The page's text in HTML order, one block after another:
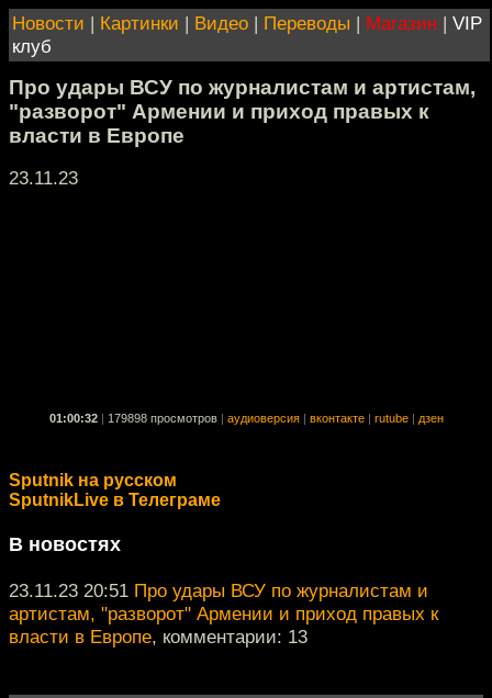
Новости | Картинки | Видео | Переводы | Магазин | VIP
клуб
Про удары ВСУ по журналистам и артистам,
"разворот" Армении и приход правых к
власти в Европе
23.11.23
01:00:32 179898 просмотров аудиоверсия вконтакте rutube дзен
Sputnik на русском
SputnikLive в Телеграме
В новостях
23.11.23 20:51 Про удары ВСУ по журналистам и
артистам, "разворот" Армении и приход правых к
власти в Европе, комментарии: 13